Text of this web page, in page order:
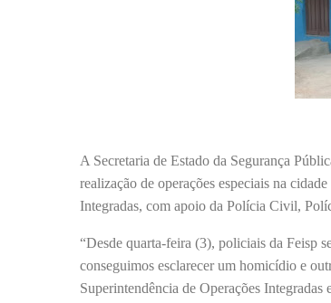
A Secretaria de Estado da Segurança
realização de operações especiais na
Integradas, com apoio da Polícia Civil,
“Desde quarta-feira (3), policiais da Feisp
conseguimos esclarecer um homicídio e
Superintendência de Operações